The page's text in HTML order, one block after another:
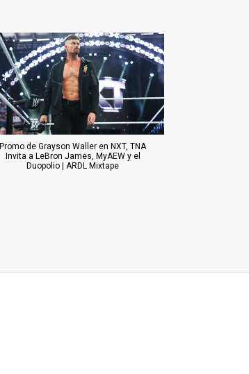
Promo de Grayson Waller en NXT, TNA
Invita a LeBron James, MyAEW y el
Duopolio | ARDL Mixtape